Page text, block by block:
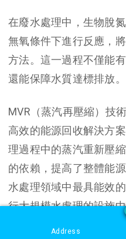
Address
在廢水處理中，生物脫
無氧條件下進行反應，
方法。這一過程不僅能
還能保障水質達標排放。
MVR（蒸汽再壓縮）技
高效的能源回收解決方
理過程中的蒸汽重新壓
的依賴，提高了整體能
水處理領域中最具能效
行大規模水處理的設施